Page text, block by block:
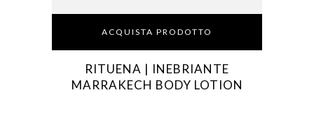
ACQUISTA PRODOTTO
RITUENA | INEBRIANTE
MARRAKECH BODY LOTION